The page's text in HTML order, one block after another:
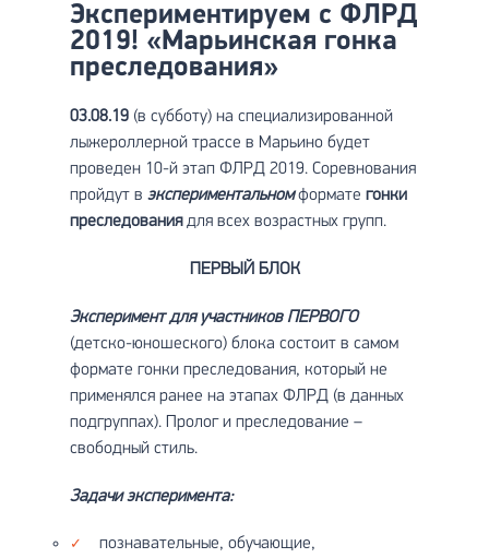
Экспериментируем с ФЛРД
2019! «Марьинская гонка
преследования»
03.08.19 (в субботу) на специализированной
лыжероллерной трассе в Марьино будет
проведен 10-й этап ФЛРД 2019. Соревнования
пройдут в экспериментальномформате гонки
преследованиядля всех возрастных групп.
ПЕРВЫЙ БЛОК
Эксперимент для участников ПЕРВОГО
(детско-юношеского) блока состоит в самом
формате гонки преследования, который не
применялся ранее на этапах ФЛРД (в данных
подгруппах). Пролог и преследование –
свободный стиль.
Задачи эксперимента:
познавательные, обучающие,